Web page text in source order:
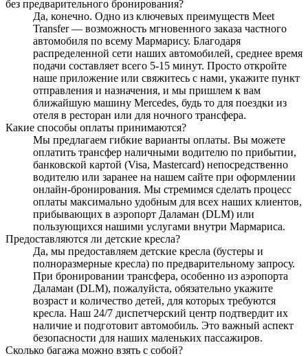
без предварительного бронирования?
Да, конечно. Одно из ключевых преимуществ Meet
Transfer — возможность мгновенного заказа частного
автомобиля по всему Мармарису. Благодаря
распределенной сети наших автомобилей, среднее время
подачи составляет всего 5-15 минут. Просто откройте
наше приложение или свяжитесь с нами, укажите пункт
отправления и назначения, и мы пришлем к вам
ближайшую машину Mercedes, будь то для поездки из
отеля в ресторан или для ночного трансфера.
Какие способы оплаты принимаются?
Мы предлагаем гибкие варианты оплаты. Вы можете
оплатить трансфер наличными водителю по прибытии,
банковской картой (Visa, Mastercard) непосредственно
водителю или заранее на нашем сайте при оформлении
онлайн-бронирования. Мы стремимся сделать процесс
оплаты максимально удобным для всех наших клиентов,
прибывающих в аэропорт Даламан (DLM) или
пользующихся нашими услугами внутри Мармариса.
Предоставляются ли детские кресла?
Да, мы предоставляем детские кресла (бустеры и
полноразмерные кресла) по предварительному запросу.
При бронировании трансфера, особенно из аэропорта
Даламан (DLM), пожалуйста, обязательно укажите
возраст и количество детей, для которых требуются
кресла. Наш 24/7 диспетчерский центр подтвердит их
наличие и подготовит автомобиль. Это важный аспект
безопасности для наших маленьких пассажиров.
Сколько багажа можно взять с собой?